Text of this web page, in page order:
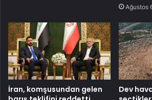
Ağustos
İran, komşusundan gelen
Dev